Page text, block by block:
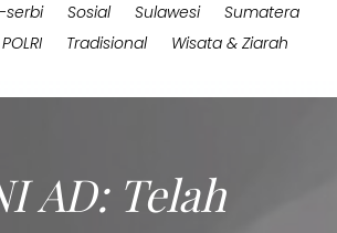
serbi Sosial Sulawesi
Sumatera
Tradisional Wisata & Ziarah
AD: Telah